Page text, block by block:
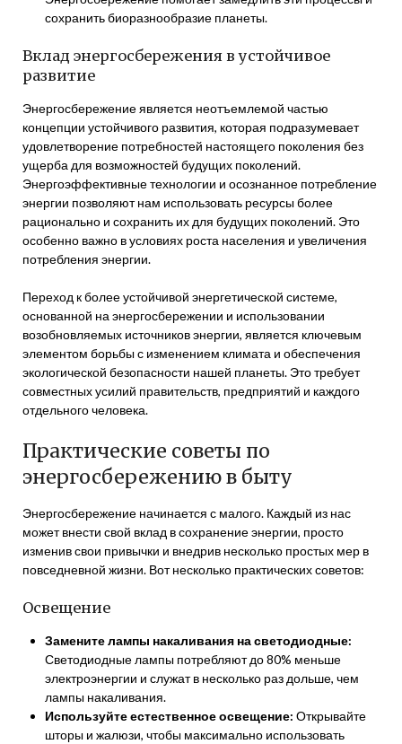
сохранить биоразнообразие планеты.
Вклад энергосбережения в устойчивое
развитие
Энергосбережение является неотъемлемой частью
концепции устойчивого развития, которая подразумевает
удовлетворение потребностей настоящего поколения без
ущерба для возможностей будущих поколений.
Энергоэффективные технологии и осознанное потребление
энергии позволяют нам использовать ресурсы более
рационально и сохранить их для будущих поколений. Это
особенно важно в условиях роста населения и увеличения
потребления энергии.
Переход к более устойчивой энергетической системе,
основанной на энергосбережении и использовании
возобновляемых источников энергии, является ключевым
элементом борьбы с изменением климата и обеспечения
экологической безопасности нашей планеты. Это требует
совместных усилий правительств, предприятий и каждого
отдельного человека.
Практические советы по
энергосбережению в быту
Энергосбережение начинается с малого. Каждый из нас
может внести свой вклад в сохранение энергии, просто
изменив свои привычки и внедрив несколько простых мер в
повседневной жизни. Вот несколько практических советов:
Освещение
Замените лампы накаливания на светодиодные:
Светодиодные лампы потребляют до 80% меньше
электроэнергии и служат в несколько раз дольше, чем
лампы накаливания.
Используйте естественное освещение: Открывайте
шторы и жалюзи, чтобы максимально использовать